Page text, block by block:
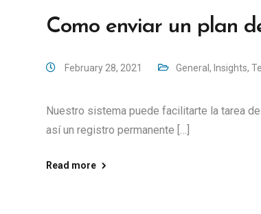
Como enviar un plan
February 28, 2021 General , Insights,
Nuestro sistema puede facilitarte la tarea
así un registro permanente […]
Read more